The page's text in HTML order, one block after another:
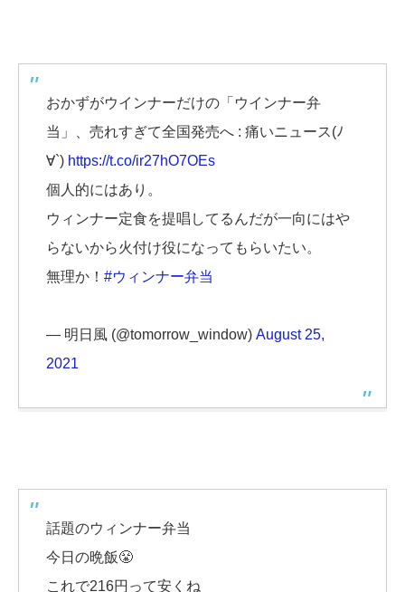
おかずがウインナーだけの「ウインナー弁
当」、売れすぎて全国発売へ : 痛いニュース(ﾉ
∀`) https://t.co/ir27hO7OEs
個人的にはあり。
ウィンナー定食を提唱してるんだが一向にはや
らないから火付け役になってもらいたい。
無理か！ #ウィンナー弁当
— 明日風 (@tomorrow_window) August 25,
2021
話題のウィンナー弁当
今日の晩飯😤
これで216円って安くね